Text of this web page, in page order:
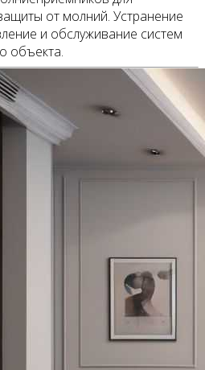
от молний. Устранение
и обслуживание систем
объекта.